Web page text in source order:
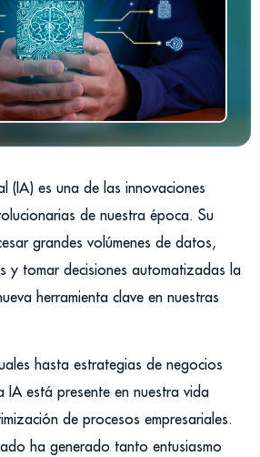
(IA) es una de las innovaciones
de nuestra época. Su
grandes volúmenes de datos,
y tomar decisiones automatizadas la
herramienta clave en nuestras
hasta estrategias de negocios
IA está presente en nuestra vida
de procesos empresariales.
ha generado tanto entusiasmo